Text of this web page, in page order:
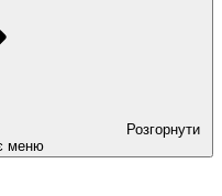
Розгорнути
меню